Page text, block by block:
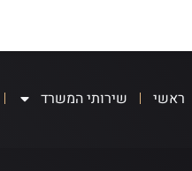
ראשי שירותי המשרד